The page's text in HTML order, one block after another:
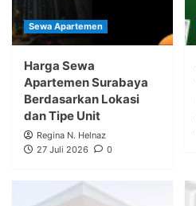
Sewa Apartemen
Harga Sewa
Apartemen Surabaya
Berdasarkan Lokasi
dan Tipe Unit
Regina N. Helnaz
27 Juli 2026
0